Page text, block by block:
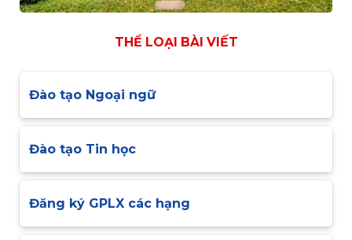
THỂ LOẠI BÀI VIẾT
Đào tạo Ngoại ngữ
Đào tạo Tin học
Đăng ký GPLX các hạng